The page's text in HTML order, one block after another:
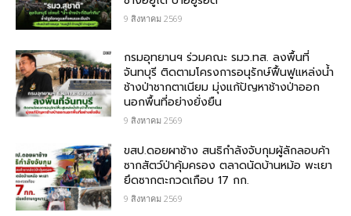
9 สิงหาคม 2569
กรมอุทยานฯ ร่วมคณะ รมว.ทส. ลงพื้นที่
จันทบุรี ติดตามโครงการอนุรักษ์ฟื้นฟูแหล่งน้ำ
ช้างป่าชากตาเนียม มุ่งแก้ปัญหาช้างป่าออก
นอกพื้นที่อย่างยั่งยืน
9 สิงหาคม 2569
ขสป.ดอยผาช้าง สนธิกำลังจับกุมผู้ลักลอบค้า
ซากสัตว์ป่าคุ้มครอง ตลาดนัดบ้านหม้อ พะเยา
ยึดซากตะกวดเกือบ 17 กก.
9 สิงหาคม 2569